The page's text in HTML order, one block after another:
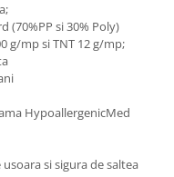
(70%PP si 30% Poly)
g/mp si TNT 12 g/mp;
HypoallergenicMed
si sigura de saltea